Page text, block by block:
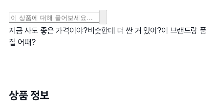
지금 사도 좋은 가격이야?비슷한데 더 싼 거 있어?이 브랜드랑 품
질 어때?
상품 정보